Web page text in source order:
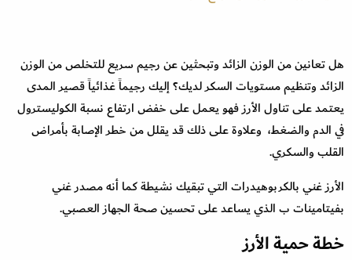
هل تعانين من الوزن الزائد وتبحثين عن رجيم سريع للتخلص من الوزن
الزائد وتنظيم مستويات السكر لديك؟ إليك رجيماً غذائياً قصير المدى
يعتمد على تناول الأرز فهو يعمل على خفض ارتفاع نسبة الكوليسترول
في الدم والضغط، وعلاوة على ذلك قد يقلل من خطر الإصابة بأمراض
القلب والسكري.
الأرز غني بالكربوهيدرات التي تبقيك نشيطة كما أنه مصدر غني
بفيتامينات ب الذي يساعد على تحسين صحة الجهاز العصبي.
خطة حمية الأرز